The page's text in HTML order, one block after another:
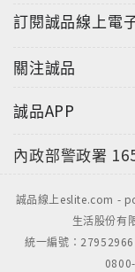
待您來探索！
訂閱誠品線上電
關注誠品
誠品APP
內政部警政署
誠品線上eslite.com -
生活股份
統一編號：